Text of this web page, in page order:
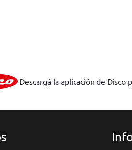
Descargá la aplicación de Disco